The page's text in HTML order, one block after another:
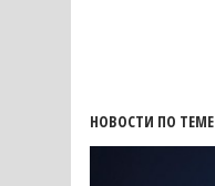
НОВОСТИ ПО ТЕМЕ